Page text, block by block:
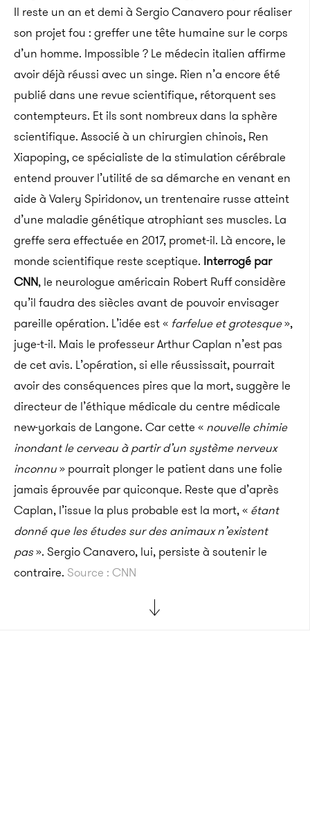
Il reste un an et demi à Sergio Canavero pour réaliser
son projet fou : greffer une tête humaine sur le corps
d’un homme. Impossible ? Le médecin italien affirme
avoir déjà réussi avec un singe. Rien n’a encore été
publié dans une revue scientifique, rétorquent ses
contempteurs. Et ils sont nombreux dans la sphère
scientifique. Associé à un chirurgien chinois, Ren
Xiapoping, ce spécialiste de la stimulation cérébrale
entend prouver l’utilité de sa démarche en venant en
aide à Valery Spiridonov, un trentenaire russe atteint
d’une maladie génétique atrophiant ses muscles. La
greffe sera effectuée en 2017, promet-il. Là encore, le
monde scientifique reste sceptique. Interrogé par
CNN, le neurologue américain Robert Ruff considère
qu’il faudra des siècles avant de pouvoir envisager
pareille opération. L’idée est « farfelue et grotesque»,
juge-t-il. Mais le professeur Arthur Caplan n’est pas
de cet avis. L’opération, si elle réussissait, pourrait
avoir des conséquences pires que la mort, suggère le
directeur de l’éthique médicale du centre médicale
new-yorkais de Langone. Car cette « nouvelle chimie
inondant le cerveau à partir d’un système nerveux
inconnu» pourrait plonger le patient dans une folie
jamais éprouvée par quiconque. Reste que d’après
Caplan, l’issue la plus probable est la mort, « étant
donné que les études sur des animaux n’existent
pas». Sergio Canavero, lui, persiste à soutenir le
contraire. Source : CNN